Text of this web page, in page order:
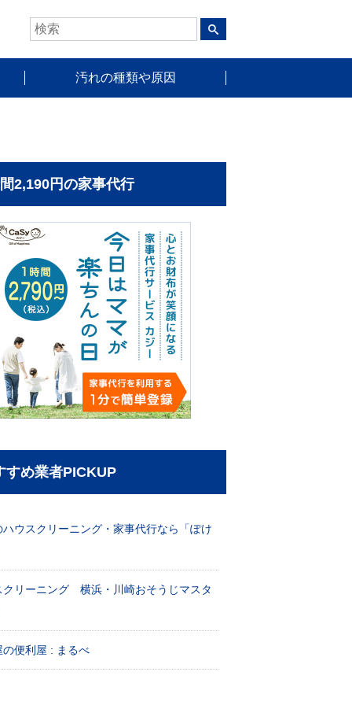
汚れの種類や原因
2,190円の家事代行
すめ業者PICKUP
ハウスクリーニング・家事代行なら「ぽけ
クリーニング 横浜・川崎おそうじマスタ
の便利屋 : まるべ